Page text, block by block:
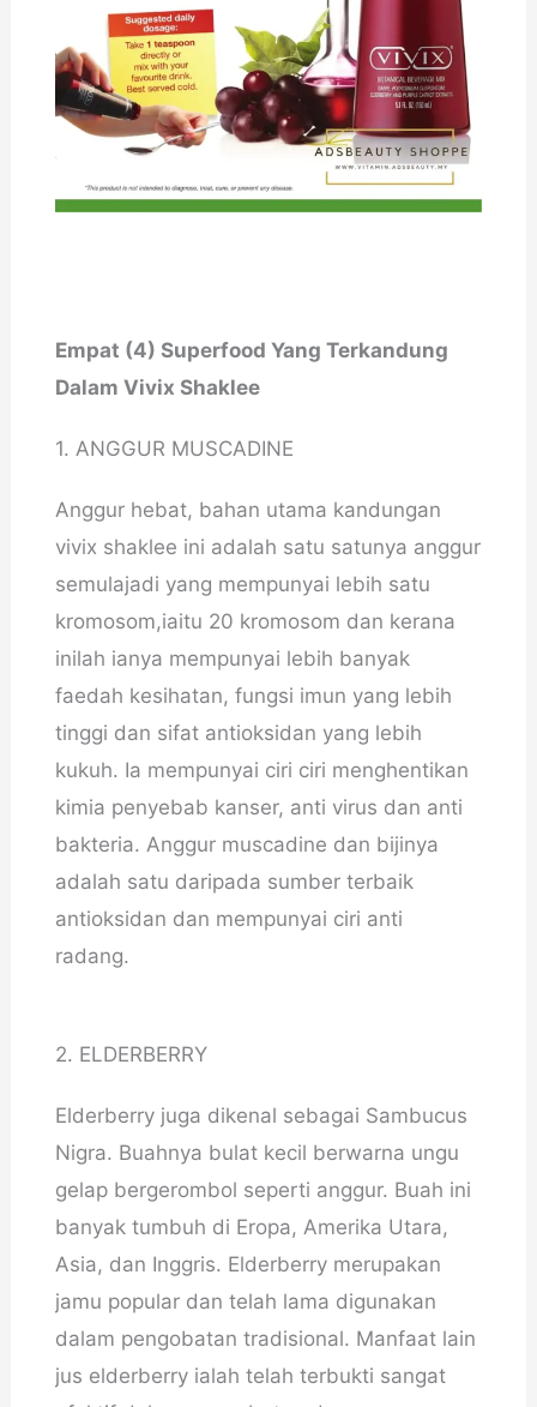
Empat (4) Superfood Yang Terkandung
Dalam Vivix Shaklee
1. ANGGUR MUSCADINE
Anggur hebat, bahan utama kandungan
vivix shaklee ini adalah satu satunya anggur
semulajadi yang mempunyai lebih satu
kromosom,iaitu 20 kromosom dan kerana
inilah ianya mempunyai lebih banyak
faedah kesihatan, fungsi imun yang lebih
tinggi dan sifat antioksidan yang lebih
kukuh. Ia mempunyai ciri ciri menghentikan
kimia penyebab kanser, anti virus dan anti
bakteria. Anggur muscadine dan bijinya
adalah satu daripada sumber terbaik
antioksidan dan mempunyai ciri anti
radang.
2. ELDERBERRY
Elderberry juga dikenal sebagai Sambucus
Nigra. Buahnya bulat kecil berwarna ungu
gelap bergerombol seperti anggur. Buah ini
banyak tumbuh di Eropa, Amerika Utara,
Asia, dan Inggris. Elderberry merupakan
jamu popular dan telah lama digunakan
dalam pengobatan tradisional. Manfaat lain
jus elderberry ialah telah terbukti sangat